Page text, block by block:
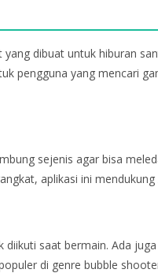
dibuat untuk hiburan
pengguna yang mencari
sejenis agar bisa
aplikasi ini mendukung
diikuti saat bermain. Ada
di genre bubble